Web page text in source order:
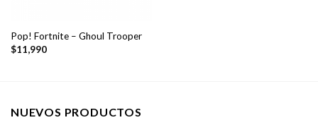
Pop! Fortnite – Ghoul Trooper
$11,990
NUEVOS PRODUCTOS